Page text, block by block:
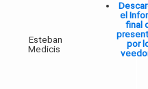
Esteban
Medicis
el
final
por